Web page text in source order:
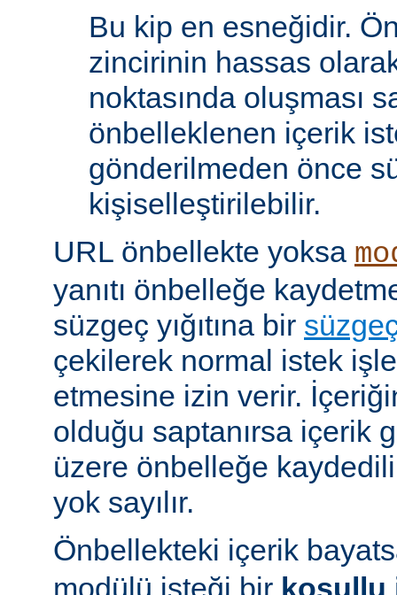
Bu kip en esneğidir.
zincirinin hassas
noktasında oluşması
önbelleklenen içerik
gönderilmeden önce
kişiselleştirilebilir.
URL önbellekte yoksa
yanıtı önbelleğe
süzgeç yığıtına bir
çekilerek normal istek
etmesine izin verir.
olduğu saptanırsa içerik
üzere önbelleğe
yok sayılır.
Önbellekteki içerik
modülü isteği bir koşullu